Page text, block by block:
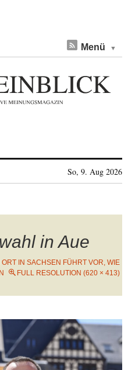
Menü
So, 9. Aug 2026
in Aue
ORT IN SACHSEN FÜHRT VOR, WIE
FULL RESOLUTION (620 × 413)